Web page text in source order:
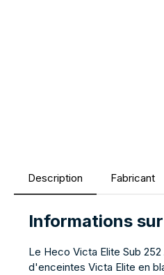
Description Fabricant
Informations
Le Heco Victa Elite Sub
d'enceintes Victa Elite en